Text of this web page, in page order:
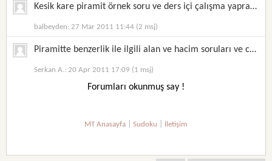
Kesik kare piramit örnek soru ve ders içi çalışma yaprağı matematik 8
balbeyden: 27 Mar 2011 11:44 (2 msj)
Piramitte benzerlik ile ilgili alan ve hacim soruları ve cevapları
Serkan A.: 20 Apr 2011 17:09 (1 msj)
Forumları okunmuş say !
MT Anasayfa |Sudoku İletişim